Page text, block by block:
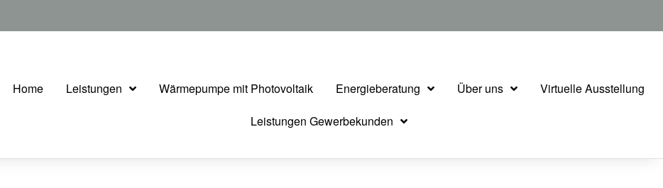
Home Leistungen Wärmepumpe mit Photovoltaik Energieberatung Über uns
Virtuelle Ausstellung
Leistungen Gewerbekunden